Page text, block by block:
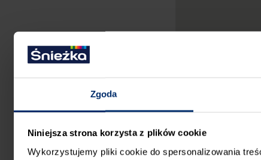
Zgoda
Niniejsza strona korzysta z plików cookie
Wykorzystujemy pliki cookie do spersonalizowania